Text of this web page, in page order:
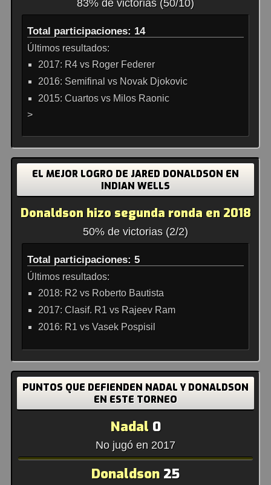
83% de victorias (50/10)
Total participaciones: 14
Últimos resultados:
2017: R4 vs Roger Federer
2016: Semifinal vs Novak Djokovic
2015: Cuartos vs Milos Raonic
>
EL MEJOR LOGRO DE JARED DONALDSON EN
INDIAN WELLS
Donaldson hizo segunda ronda en 2018
50% de victorias (2/2)
Total participaciones: 5
Últimos resultados:
2018: R2 vs Roberto Bautista
2017: Clasif. R1 vs Rajeev Ram
2016: R1 vs Vasek Pospisil
PUNTOS QUE DEFIENDEN NADAL Y DONALDSON
EN ESTE TORNEO
Nadal 0
No jugó en 2017
Donaldson 25